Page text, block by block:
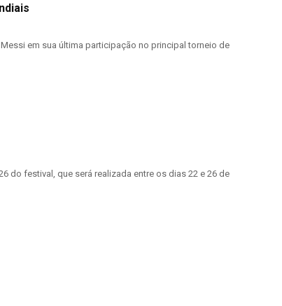
em sua última participação no principal torneio de
do festival, que será realizada entre os dias 22 e 26 de